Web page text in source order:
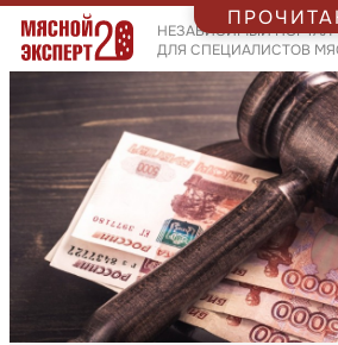
НЕЗАВИСИМЫЙ ПОРТАЛ
ДЛЯ СПЕЦИАЛИСТОВ